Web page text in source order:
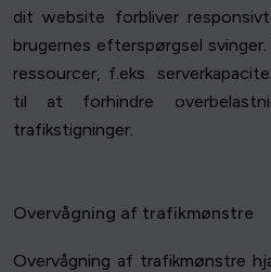
dit website forbliver
brugernes efterspørgsel
ressourcer, f.eks.
til at forhindre
trafikstigninger.
Overvågning af trafikmønstre
Overvågning af trafikmønstre